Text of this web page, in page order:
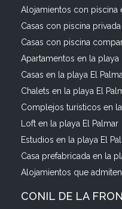
Alojamientos con piscina
Casas con piscina
Casas con piscina
Apartamentos en la playa
Casas en la playa El
Chalets en la playa El
Complejos turísticos en
Loft en la playa El Palmar
Estudios en la playa El
Casa prefabricada en la
Alojamientos que
CONIL DE LA